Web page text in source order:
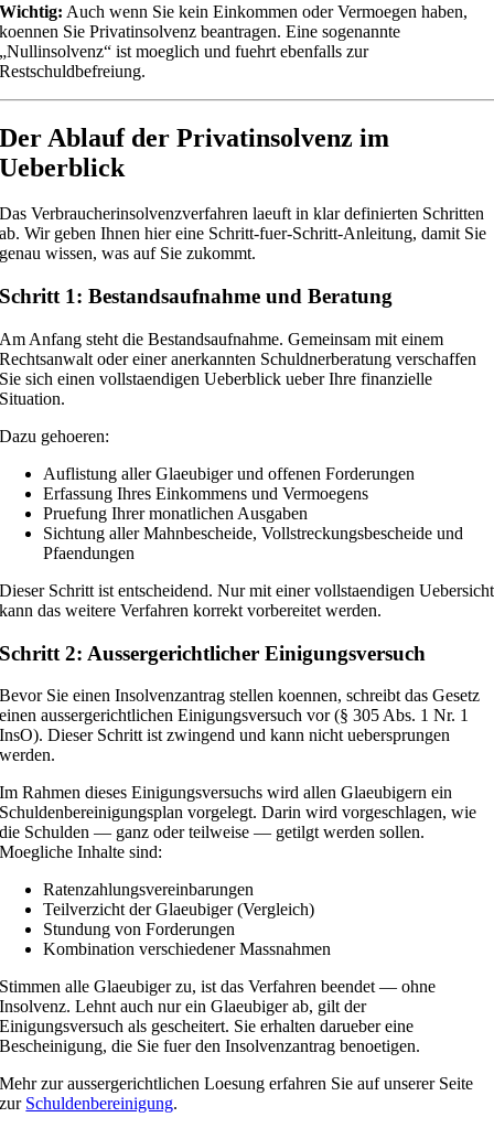
Wichtig: Auch wenn Sie kein Einkommen oder Vermoegen haben,
koennen Sie Privatinsolvenz beantragen. Eine sogenannte
„Nullinsolvenz“ ist moeglich und fuehrt ebenfalls zur
Restschuldbefreiung.
Der Ablauf der Privatinsolvenz im
Ueberblick
Das Verbraucherinsolvenzverfahren laeuft in klar definierten Schritten
ab. Wir geben Ihnen hier eine Schritt-fuer-Schritt-Anleitung, damit Sie
genau wissen, was auf Sie zukommt.
Schritt 1: Bestandsaufnahme und Beratung
Am Anfang steht die Bestandsaufnahme. Gemeinsam mit einem
Rechtsanwalt oder einer anerkannten Schuldnerberatung verschaffen
Sie sich einen vollstaendigen Ueberblick ueber Ihre finanzielle
Situation.
Dazu gehoeren:
Auflistung aller Glaeubiger und offenen Forderungen
Erfassung Ihres Einkommens und Vermoegens
Pruefung Ihrer monatlichen Ausgaben
Sichtung aller Mahnbescheide, Vollstreckungsbescheide und
Pfaendungen
Dieser Schritt ist entscheidend. Nur mit einer vollstaendigen Uebersicht
kann das weitere Verfahren korrekt vorbereitet werden.
Schritt 2: Aussergerichtlicher Einigungsversuch
Bevor Sie einen Insolvenzantrag stellen koennen, schreibt das Gesetz
einen aussergerichtlichen Einigungsversuch vor (§ 305 Abs. 1 Nr. 1
InsO). Dieser Schritt ist zwingend und kann nicht uebersprungen
werden.
Im Rahmen dieses Einigungsversuchs wird allen Glaeubigern ein
Schuldenbereinigungsplan vorgelegt. Darin wird vorgeschlagen, wie
die Schulden — ganz oder teilweise — getilgt werden sollen.
Moegliche Inhalte sind:
Ratenzahlungsvereinbarungen
Teilverzicht der Glaeubiger (Vergleich)
Stundung von Forderungen
Kombination verschiedener Massnahmen
Stimmen alle Glaeubiger zu, ist das Verfahren beendet — ohne
Insolvenz. Lehnt auch nur ein Glaeubiger ab, gilt der
Einigungsversuch als gescheitert. Sie erhalten darueber eine
Bescheinigung, die Sie fuer den Insolvenzantrag benoetigen.
Mehr zur aussergerichtlichen Loesung erfahren Sie auf unserer Seite
zur Schuldenbereinigung.